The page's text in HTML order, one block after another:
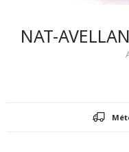
NAT-